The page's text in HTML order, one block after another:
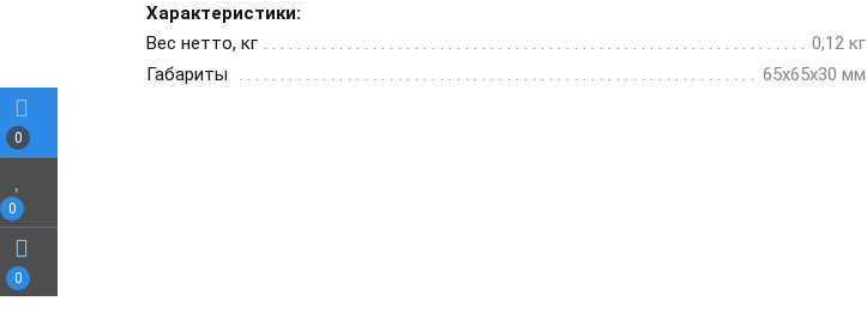
0
0
0
Характеристики:
Вес нетто, кг
0,12 кг
Габариты
65х65х30 мм